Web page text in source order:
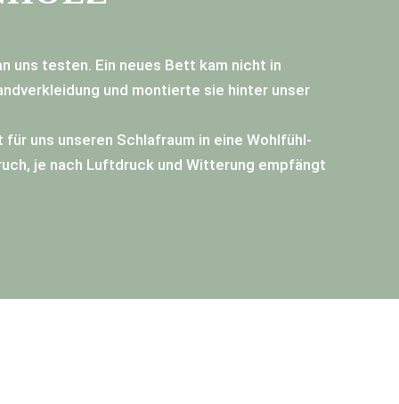
uns testen. Ein neues Bett kam nicht in
und montierte sie hinter unser
uns unseren Schlafraum in eine Wohlfühl-
je nach Luftdruck und Witterung empfängt